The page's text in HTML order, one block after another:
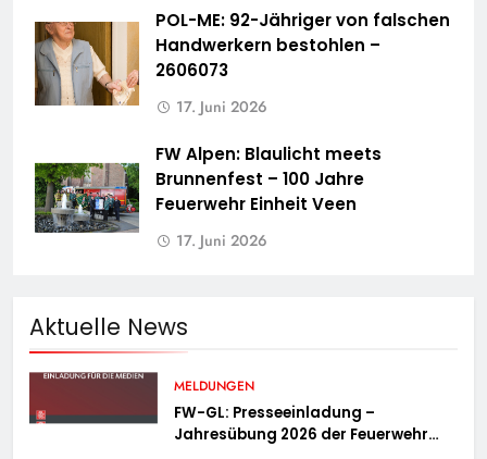
POL-ME: 92-Jähriger von falschen
Handwerkern bestohlen –
2606073
17. Juni 2026
FW Alpen: Blaulicht meets
Brunnenfest – 100 Jahre
Feuerwehr Einheit Veen
17. Juni 2026
Aktuelle News
MELDUNGEN
FW-GL: Presseeinladung –
Jahresübung 2026 der Feuerwehr